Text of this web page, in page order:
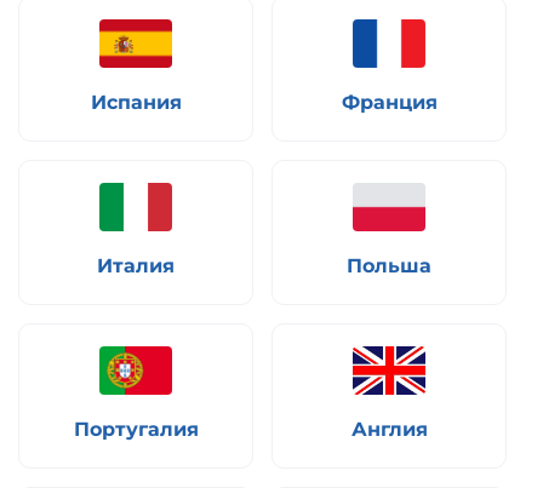
Испания Франция
Италия Польша
Португалия Англия